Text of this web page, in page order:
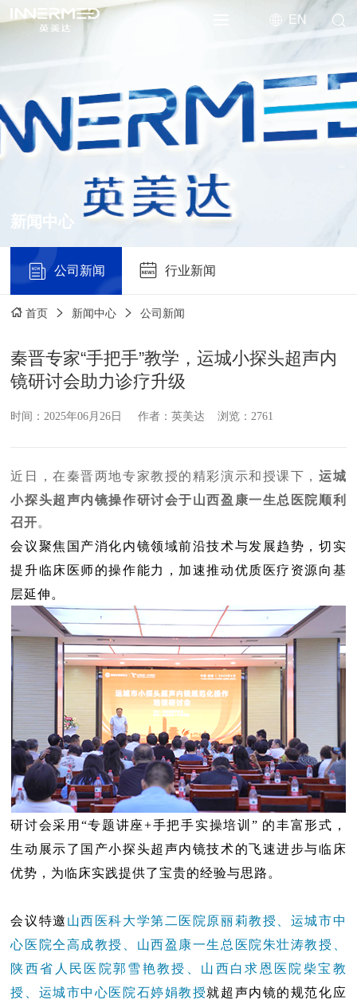
EN
新闻中心
公司新闻 行业新闻
首页 新闻中心 公司新闻
秦晋专家“手把手”教学，运城小探头超声内
镜研讨会助力诊疗升级
时间：2025年06月26日 作者：英美达 浏览：2761
近日，在秦晋两地专家教授的精彩演示和授课下， 运城
小探头超声内镜操作研讨会于山西盈康一生总医院顺利
召开。
会议聚焦国产消化内镜领域前沿技术与发展趋势，切实
提升临床医师的操作能力，加速推动优质医疗资源向基
层延伸。
研讨会采用“专题讲座+手把手实操培训” 的丰富形式，
生动展示了国产小探头超声内镜技术的飞速进步与临床
优势，为临床实践提供了宝贵的经验与思路。
会议特邀 山西医科大学第二医院原丽莉教授、运城市中
心医院仝高成教授、山西盈康一生总医院朱壮涛教授、
陕西省人民医院郭雪艳教授、山西白求恩医院柴宝教
授、运城市中心医院石婷娟教授就超声内镜的规范化应